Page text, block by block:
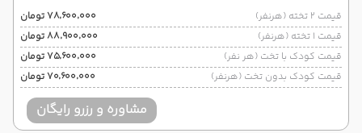
قیمت 2 تخته (هرنفر)
۷۸٬۶۰۰٬۰۰۰ تومان
قیمت 1 تخته (هرنفر)
۸۸٬۹۰۰٬۰۰۰ تومان
قیمت کودک با تخت (هر نفر)
۷۵٬۶۰۰٬۰۰۰ تومان
قیمت کودک بدون تخت (هرنفر)
۷۰٬۶۰۰٬۰۰۰ تومان
مشاوره و رزرو رایگان